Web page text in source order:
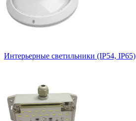
Интерьерные светильники (IP54, IP65)